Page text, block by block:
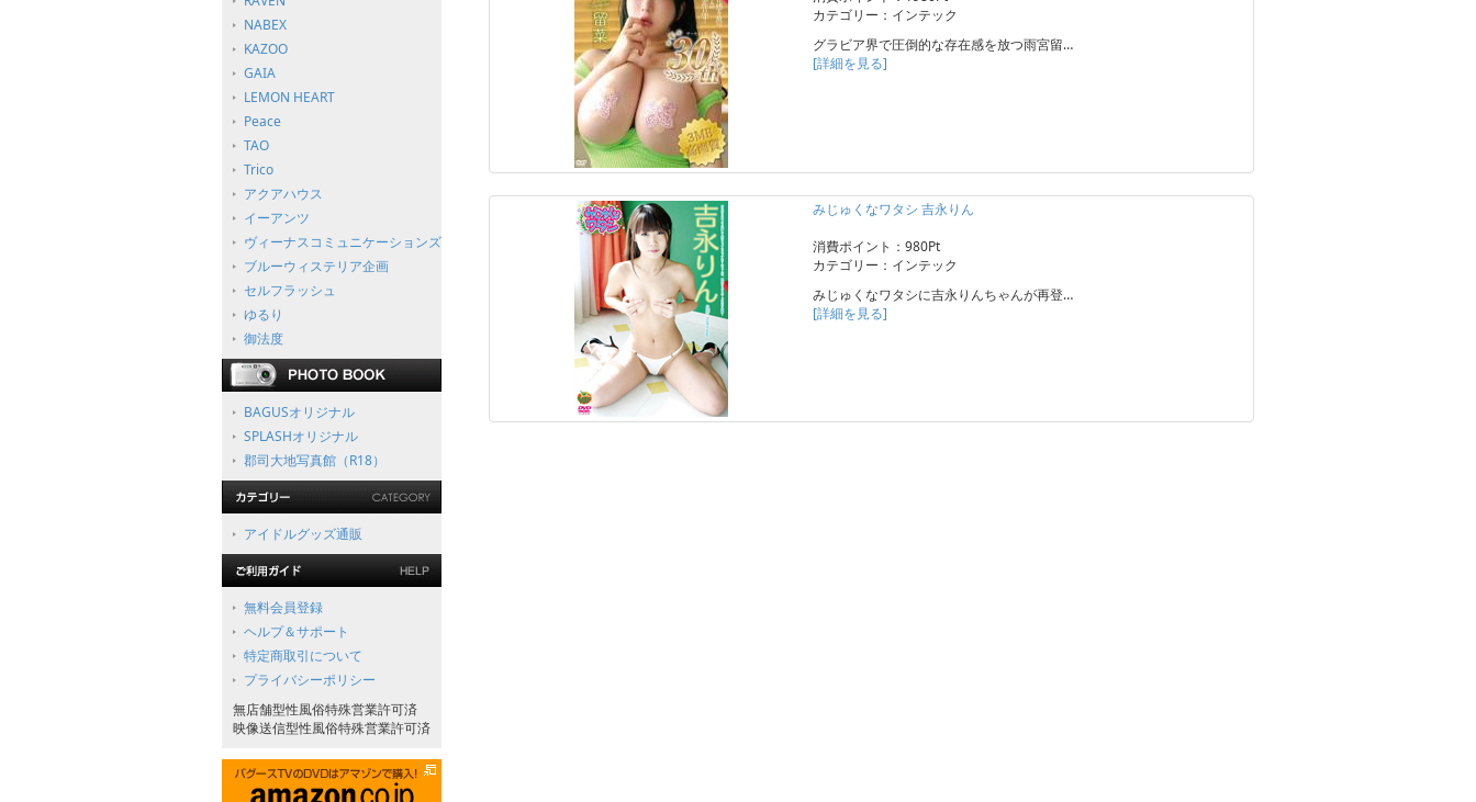
NABEX
KAZOO
GAIA
LEMON HEART
Peace
TAO
Trico
アクアハウス
イーアンツ
ヴィーナスコミュニケーションズ
ブルーウィステリア企画
セルフラッシュ
ゆるり
御法度
BAGUSオリジナル
SPLASHオリジナル
郡司大地写真館（R18）
アイドルグッズ通販
無料会員登録
ヘルプ＆サポート
特定商取引について
プライバシーポリシー
無店舗型性風俗特殊営業許可済
映像送信型性風俗特殊営業許可済
カテゴリー：インテック
グラビア界で圧倒的な存在感を放つ雨宮留…
[詳細を見る]
みじゅくなワタシ 吉永りん
消費ポイント：980Pt
カテゴリー：インテック
みじゅくなワタシに吉永りんちゃんが再登…
[詳細を見る]